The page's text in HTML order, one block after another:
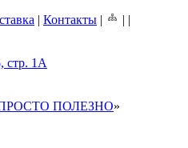
| Контакты | | |
стр. 1А
ПОЛЕЗНО»